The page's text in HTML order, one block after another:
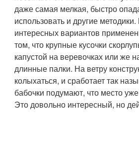
даже самая мелкая, быстро
использовать и другие
интересных вариантов
том, что крупные кусочки
капустой на веревочках или же
длинные палки. На ветру
колыхаться, и сработает так
бабочки подумают, что место уже
Это довольно интересный, но